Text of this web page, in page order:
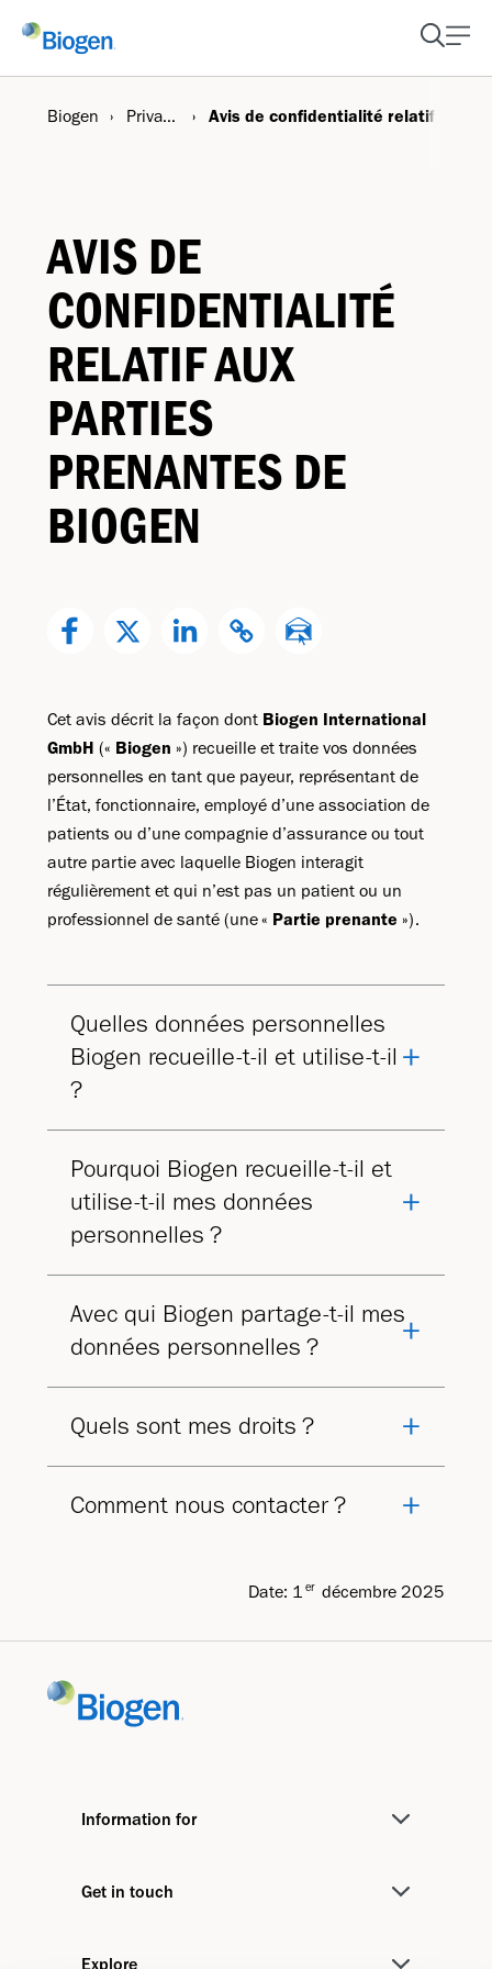
Biogen Privacy Center Avis de confidentialité relatif aux
AVIS DE
CONFIDENTIALITÉ
RELATIF AUX
PARTIES
PRENANTES DE
BIOGEN
Cet avis décrit la façon dont Biogen International
GmbH (« Biogen ») recueille et traite vos données
personnelles en tant que payeur, représentant de
l’État, fonctionnaire, employé d’une association de
patients ou d’une compagnie d’assurance ou tout
autre partie avec laquelle Biogen interagit
régulièrement et qui n’est pas un patient ou un
professionnel de santé (une « Partie prenante »).
Quelles données personnelles
Biogen recueille-t-il et utilise-t-il
?
Pourquoi Biogen recueille-t-il et
utilise-t-il mes données
personnelles ?
Avec qui Biogen partage-t-il mes
données personnelles ?
Quels sont mes droits ?
Comment nous contacter ?
Date: 1 er décembre 2025
Information for
Media
Get in touch
Explore